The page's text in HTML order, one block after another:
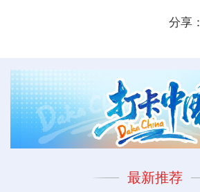
分享：
最新推荐